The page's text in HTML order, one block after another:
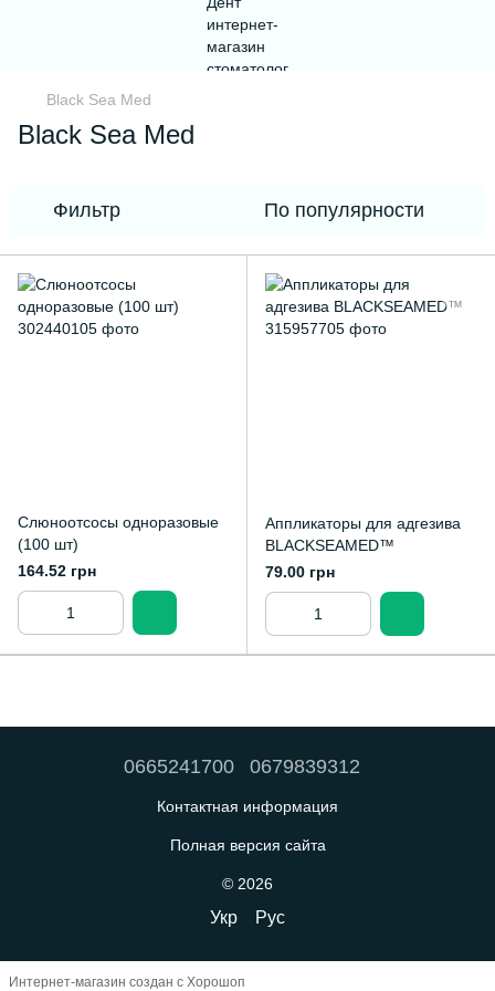
Black Sea Med
Black Sea Med
Фильтр По популярности
Слюноотсосы одноразовые
(100 шт)
164.52 грн
Аппликаторы для адгезива
BLACKSEAMED™
79.00 грн
0665241700 0679839312
Контактная информация
Полная версия сайта
© 2026
Укр Рус
Интернет-магазин создан с Хорошоп